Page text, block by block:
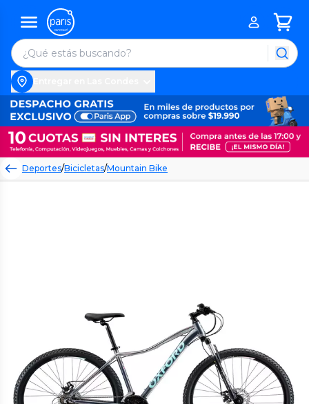
Deportes/Bicicletas/Mountain Bike